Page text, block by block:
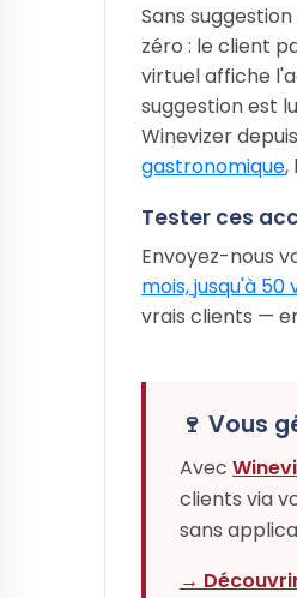
Sans
zéro : le client
virtuel affiche
suggestion est
Winevizer
gastronomique,
Tester ces
Envoyez-nous
mois, jusqu'à 50
vrais clients —
🍷 Vous
Avec
clients via
sans
→